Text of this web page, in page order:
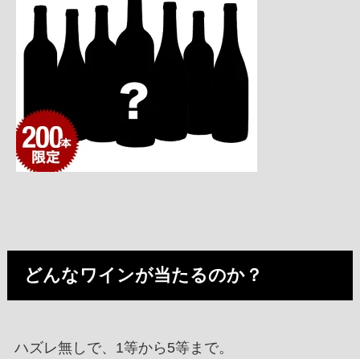
どんなワインが当たるのか？
ハズレ無しで、1等から5等まで。